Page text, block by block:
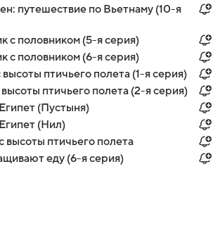
путешествие по Вьетнаму (10-я
с половником (5-я серия)
с половником (6-я серия)
птичьего полета (1-я серия)
птичьего полета (2-я серия)
(Пустыня)
(Нил)
высоты птичьего полета
еду (6-я серия)